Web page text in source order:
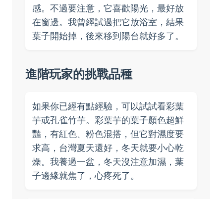
感。不過要注意，它喜歡陽光，最好放
在窗邊。我曾經試過把它放浴室，結果
葉子開始掉，後來移到陽台就好多了。
進階玩家的挑戰品種
如果你已經有點經驗，可以試試看彩葉
芋或孔雀竹芋。彩葉芋的葉子顏色超鮮
豔，有紅色、粉色混搭，但它對濕度要
求高，台灣夏天還好，冬天就要小心乾
燥。我養過一盆，冬天沒注意加濕，葉
子邊緣就焦了，心疼死了。